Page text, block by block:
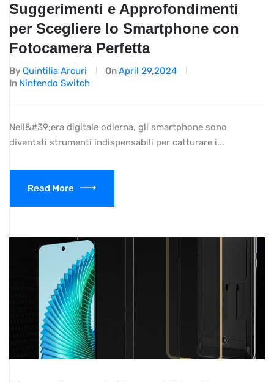
Suggerimenti e Approfondimenti
per Scegliere lo Smartphone con
Fotocamera Perfetta
By Quintilia Arcuri OnApril 29,2024
In Nintendo Switch
Nell&#39;era digitale odierna, gli smartphone sono
diventati strumenti indispensabili per catturare i...
Read More